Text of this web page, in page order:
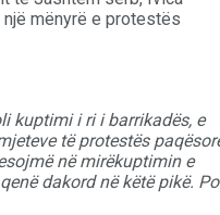
mënyrë e protestës
kuptimi i ri i barrikadës, e
të protestës
në mirëkuptimin e
dakord në këtë pikë. Po